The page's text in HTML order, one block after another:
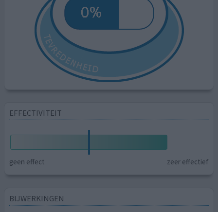
EFFECTIVITEIT
geen effect zeer effectief
BIJWERKINGEN